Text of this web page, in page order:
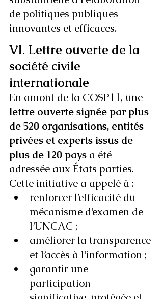
de politiques publiques
innovantes et efficaces.
VI. Lettre ouverte de la
société civile
internationale
En amont de la COSP11, une
lettre ouverte signée par plus
de 520 organisations, entités
privées et experts issus de
plus de 120 pays a été
adressée aux États parties.
Cette initiative a appelé à :
renforcer l’efficacité du
mécanisme d’examen de
l’UNCAC ;
améliorer la transparence
et l’accès à l’information ;
garantir une
participation